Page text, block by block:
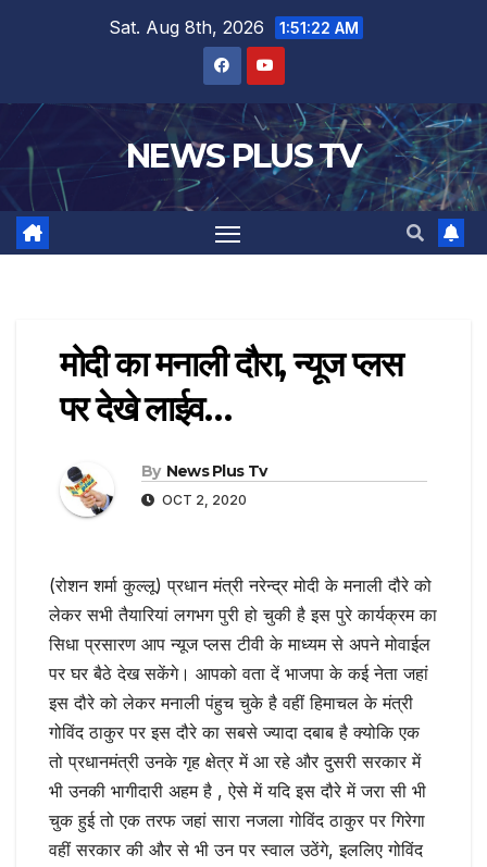
Sat. Aug 8th, 2026 1:51:23 AM
NEWS PLUS TV
मोदी का मनाली दौरा, न्यूज प्लस
पर देखे लाईव…
By News Plus Tv
OCT 2, 2020
(रोशन शर्मा कुल्लू) प्रधान मंत्री नरेन्द्र मोदी के मनाली दौरे को
लेकर सभी तैयारियां लगभग पुरी हो चुकी है इस पुरे कार्यक्रम का
सिधा प्रसारण आप न्यूज प्लस टीवी के माध्यम से अपने मोवाईल
पर घर बैठे देख सकेंगे। आपको वता दें भाजपा के कई नेता जहां
इस दौरे को लेकर मनाली पंहुच चुके है वहीं हिमाचल के मंत्री
गोविंद ठाकुर पर इस दौरे का सबसे ज्यादा दबाब है क्योकि एक
तो प्रधानमंत्री उनके गृह क्षेत्र में आ रहे और दुसरी सरकार में
भी उनकी भागीदारी अहम है , ऐसे में यदि इस दौरे में जरा सी भी
चुक हुई तो एक तरफ जहां सारा नजला गोविंद ठाकुर पर गिरेगा
वहीं सरकार की और से भी उन पर स्वाल उठेंगे, इललिए गोविंद